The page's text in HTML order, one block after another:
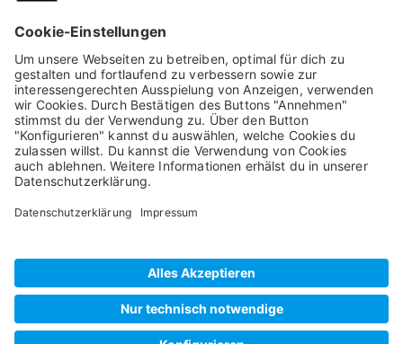
Pixum
Widerrufsbelehrung
Datenschutz
AGB/Kundeninfos
Impressum
©2026artboxONE